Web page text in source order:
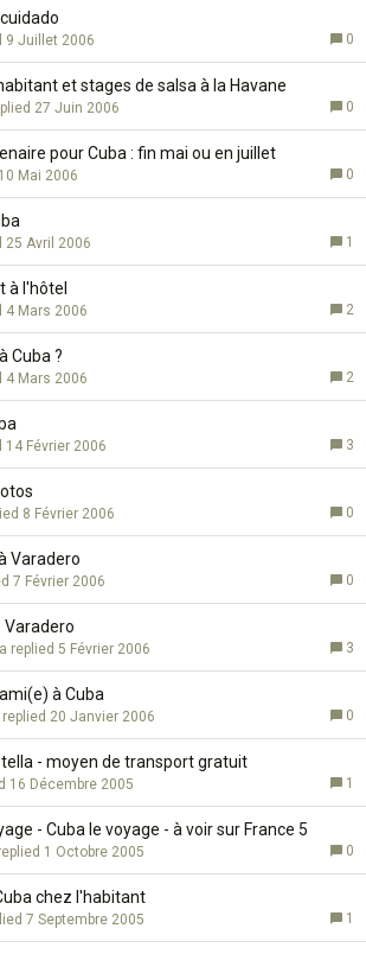
0
9 Juillet 2006
et stages de salsa à la Havane
0
27 Juin 2006
pour Cuba : fin mai ou en juillet
0
10 Mai 2006
1
25 Avril 2006
à l'hôtel
2
4 Mars 2006
Cuba ?
2
4 Mars 2006
3
14 Février 2006
0
8 Février 2006
Varadero
0
7 Février 2006
Varadero
3
5 Février 2006
à Cuba
0
20 Janvier 2006
- moyen de transport gratuit
1
16 Décembre 2005
- Cuba le voyage - à voir sur France 5
0
1 Octobre 2005
chez l'habitant
1
7 Septembre 2005